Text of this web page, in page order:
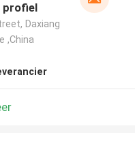
profiel
Daxiang
,China